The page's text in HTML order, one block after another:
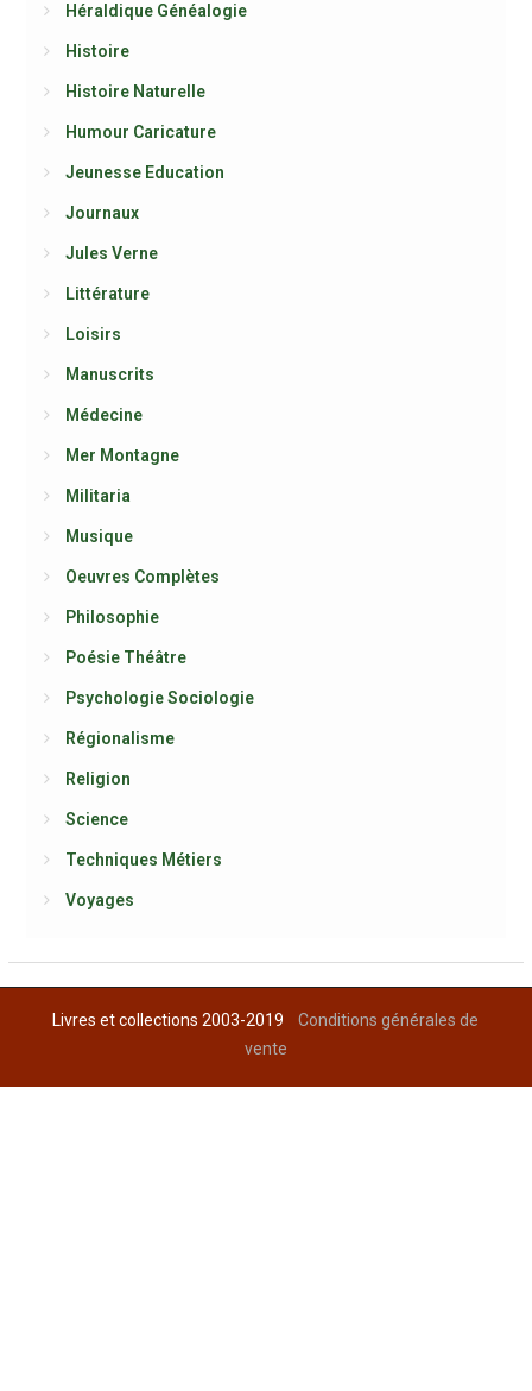
Héraldique Généalogie
Histoire
Histoire Naturelle
Humour Caricature
Jeunesse Education
Journaux
Jules Verne
Littérature
Loisirs
Manuscrits
Médecine
Mer Montagne
Militaria
Musique
Oeuvres Complètes
Philosophie
Poésie Théâtre
Psychologie Sociologie
Régionalisme
Religion
Science
Techniques Métiers
Voyages
Livres et collections 2003-2019Conditions générales de
vente